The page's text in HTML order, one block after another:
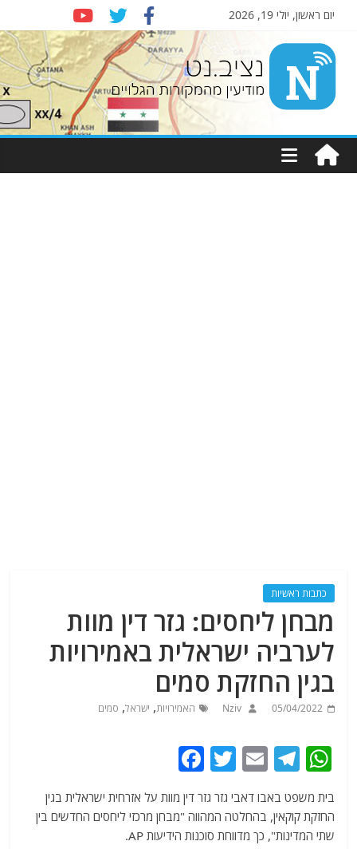
יום ראשון, יולי 19, 2026
Nziv.net
מודיעין
מהמקורות
כתבות ראשיות
מבחן ליחסים: גזר דין מוות
לערביה ישראלית באמירויות
בגין החזקת סמים
05/04/2022
Nziv האמירויות, ישראל, סמים
W
at
s
T
e
g
E
ai
l
T
itt
er
c
e
בית משפט באבו דאבי גזר גזר דין מוות על אזרחית ישראלית בגין
החזקת קוקאין, בהחלטה המהווה "מבחן מרכזי ליחסים החדשים בין
שתי המדינות", כך מדווחת סוכנות הידיעות AP.